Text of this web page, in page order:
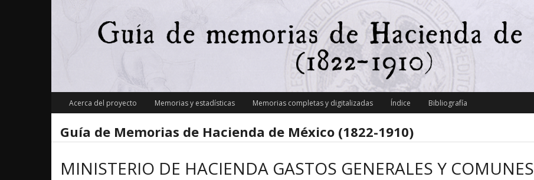
Acerca del proyecto Memorias y estadísticas Memorias completas y digitalizadas Índice Bibliografía
Guía de Memorias de Hacienda de México (1822-1910)
MINISTERIO DE HACIENDA GASTOS GENERALES Y COMUNES